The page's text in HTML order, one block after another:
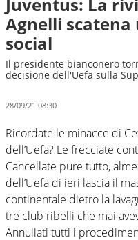
Agnelli
social
Il presidente bianconero
decisione dell'Uefa sulla
28/09/21 08:30
Ricordate le minacce di
dell’Uefa? Le frecciate
Cancellate pure tutto,
dell’Uefa di ieri lascia il
continentale dietro la
tre club ribelli che mai
Annullati tutti i